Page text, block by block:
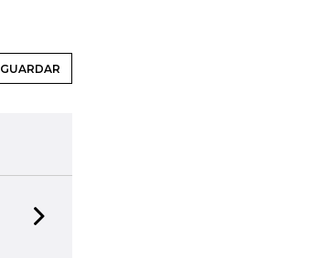
GUARDAR